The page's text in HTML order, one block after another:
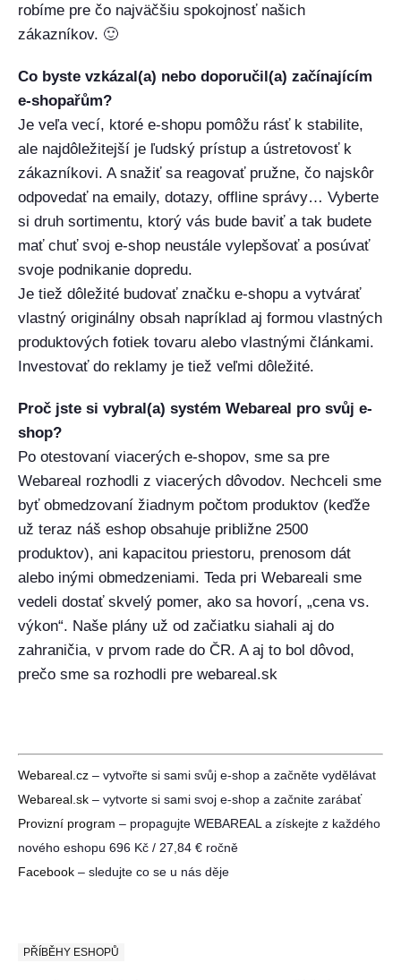
robíme pre čo najväčšiu spokojnosť našich
zákazníkov. 🙂
Co byste vzkázal(a) nebo doporučil(a) začínajícím
e-shopařům?
Je veľa vecí, ktoré e-shopu pomôžu rásť k stabilite,
ale najdôležitejší je ľudský prístup a ústretovosť k
zákazníkovi. A snažiť sa reagovať pružne, čo najskôr
odpovedať na emaily, dotazy, offline správy… Vyberte
si druh sortimentu, ktorý vás bude baviť a tak budete
mať chuť svoj e-shop neustále vylepšovať a posúvať
svoje podnikanie dopredu.
Je tiež dôležité budovať značku e-shopu a vytvárať
vlastný originálny obsah napríklad aj formou vlastných
produktových fotiek tovaru alebo vlastnými článkami.
Investovať do reklamy je tiež veľmi dôležité.
Proč jste si vybral(a) systém Webareal pro svůj e-
shop?
Po otestovaní viacerých e-shopov, sme sa pre
Webareal rozhodli z viacerých dôvodov. Nechceli sme
byť obmedzovaní žiadnym počtom produktov (keďže
už teraz náš eshop obsahuje približne 2500
produktov), ani kapacitou priestoru, prenosom dát
alebo inými obmedzeniami. Teda pri Webareali sme
vedeli dostať skvelý pomer, ako sa hovorí, „cena vs.
výkon“. Naše plány už od začiatku siahali aj do
zahraničia, v prvom rade do ČR. A aj to bol dôvod,
prečo sme sa rozhodli pre webareal.sk
Webareal.cz – vytvořte si sami svůj e-shop a začněte vydělávat
Webareal.sk – vytvorte si sami svoj e-shop a začnite zarábať
Provizní program – propagujte WEBAREAL a získejte z každého
nového eshopu 696 Kč / 27,84 € ročně
Facebook – sledujte co se u nás děje
PŘÍBĚHY ESHOPŮ